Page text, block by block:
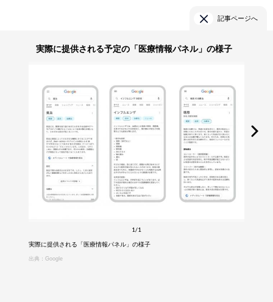
記事ページへ
実際に提供される予定の「医療情報パネル」の様子
1/1
実際に提供される「医療情報パネル」の様子
出典：Google